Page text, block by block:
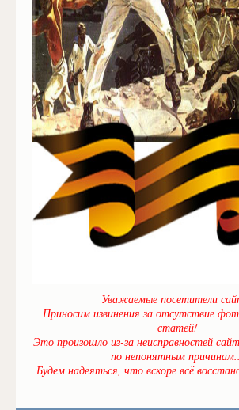
Уважаемые посетители
Приносим извинения за отсутствие
статей!
Это произошло из-за неисправностей
по непонятным
Будем надеяться, что вскоре всё